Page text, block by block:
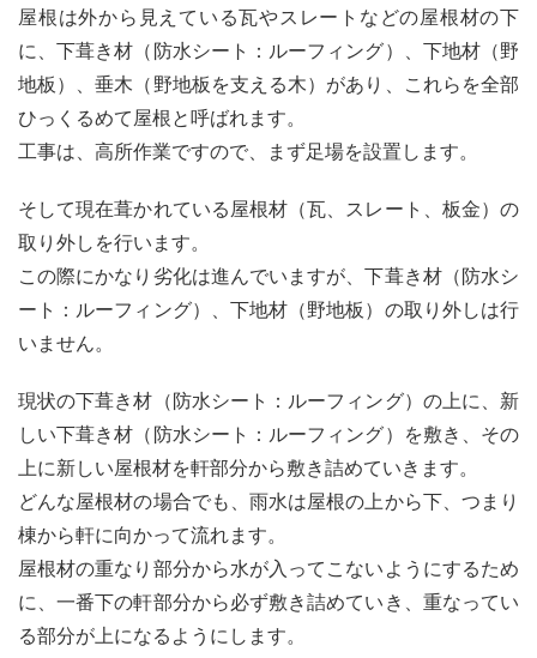
え工事の
相場は
120~250
万円
3.2
工事
費用
訳
4
屋根
替え
のメ
ト
4.1
余計
費を
抑え
られ
る
耐震
屋根は外から見えている瓦やスレートなどの屋根材の下
に、下葺き材（防水シート：ルーフィング）、下地材（野
地板）、垂木（野地板を支える木）があり、これらを全部
ひっくるめて屋根と呼ばれます。
工事は、高所作業ですので、まず足場を設置します。
そして現在葺かれている屋根材（瓦、スレート、板金）の
取り外しを行います。
この際にかなり劣化は進んでいますが、下葺き材（防水シ
ート：ルーフィング）、下地材（野地板）の取り外しは行
いません。
現状の下葺き材（防水シート：ルーフィング）の上に、新
しい下葺き材（防水シート：ルーフィング）を敷き、その
上に新しい屋根材を軒部分から敷き詰めていきます。
どんな屋根材の場合でも、雨水は屋根の上から下、つまり
棟から軒に向かって流れます。
屋根材の重なり部分から水が入ってこないようにするため
に、一番下の軒部分から必ず敷き詰めていき、重なってい
る部分が上になるようにします。